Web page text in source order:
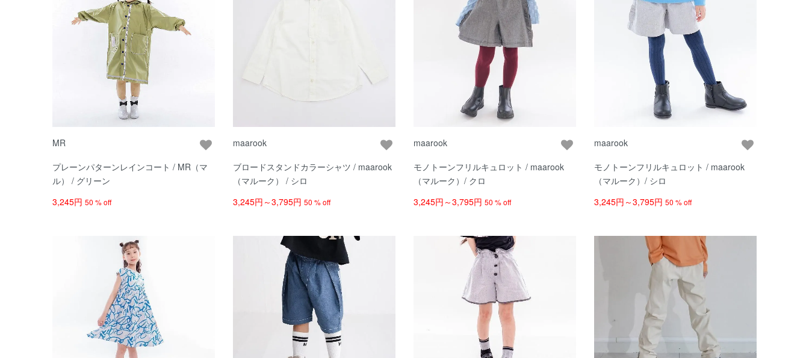
MR
プレーンパターンレインコート / MR（マ
ル） / グリーン
3,245円 50 % off
maarook
ブロードスタンドカラーシャツ / maarook
（マルーク） / シロ
3,245円～3,795円 50 % off
maarook
モノトーンフリルキュロット / maarook
（マルーク）/ クロ
3,245円～3,795円 50 % off
maarook
モノトーンフリルキュロット / maarook
（マルーク）/ シロ
3,245円～3,795円 50 % off